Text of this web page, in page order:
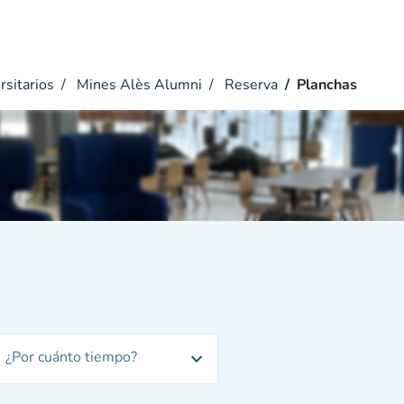
Mines Alès Alumni Reserva Planchas
¿Por cuánto tiempo? expand_more